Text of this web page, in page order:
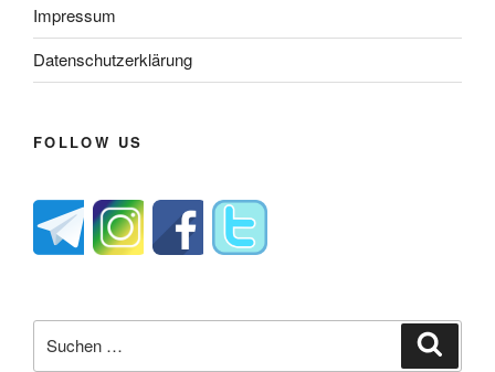
Impressum
Datenschutzerklärung
FOLLOW US
nach: